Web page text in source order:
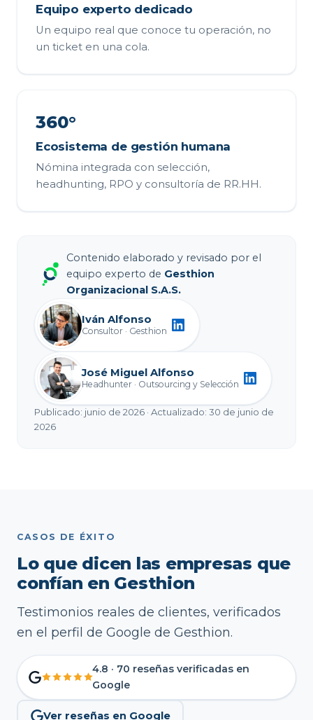
Equipo experto dedicado
Un equipo real que conoce tu operación, no
un ticket en una cola.
360°
Ecosistema de gestión humana
Nómina integrada con selección,
headhunting, RPO y consultoría de RR.HH.
Contenido elaborado y revisado por el
equipo experto de Gesthion
Organizacional S.A.S.
Iván Alfonso
Consultor · Gesthion
José Miguel Alfonso
Headhunter · Outsourcing y Selección
Publicado: junio de 2026 · Actualizado: 30 de junio de
2026
CASOS DE ÉXITO
Lo que dicen las empresas que
confían en Gesthion
Testimonios reales de clientes, verificados
en el perfil de Google de Gesthion.
4.8 · 70 reseñas verificadas en
Google
Ver reseñas en Google